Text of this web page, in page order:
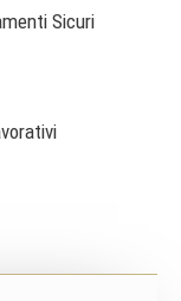
Sicuri